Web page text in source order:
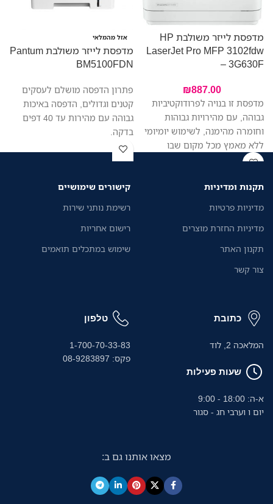
מדפסת לייזר משולבת HP
LaserJet Pro MFP 3102fdw
– 3G630F
₪887.00
מדפסת זו בנויה לפרודוקטיביות
גבוהה, עם מהירויות גבוהות
וחומרה מהימנה, לשימוש יומיומי
ללא מאמץ מכל מקום שבו
העבודה מתבצעת, כך שתוכלו
אזל מהמלאי
מדפסת לייזר משולבת Pantum
BM5100FDN
פתרון הדפסה מושלם לעסקים
קטנים וגדולים, הדפסה באיכות
גבוהה עם מהירות עד 40 דפים
בדקה.
תקנות ומדיניות
מדיניות פרטיות
מדיניות החזרת מוצרים
תקנון האתר
צור קשר
קישורים שימושיים
רשימת נותני שירות
רישום אחריות
שימוש במתכלים תואמים
כתובת
המלאכה 2, לוד
שעות פעילות
א-ה: 18:00 - 9:00
יום ו וערבי חג - סגור
טלפון
1-700-70-33-83
פקס: 08-9283897
מצאו אותנו גם ב: